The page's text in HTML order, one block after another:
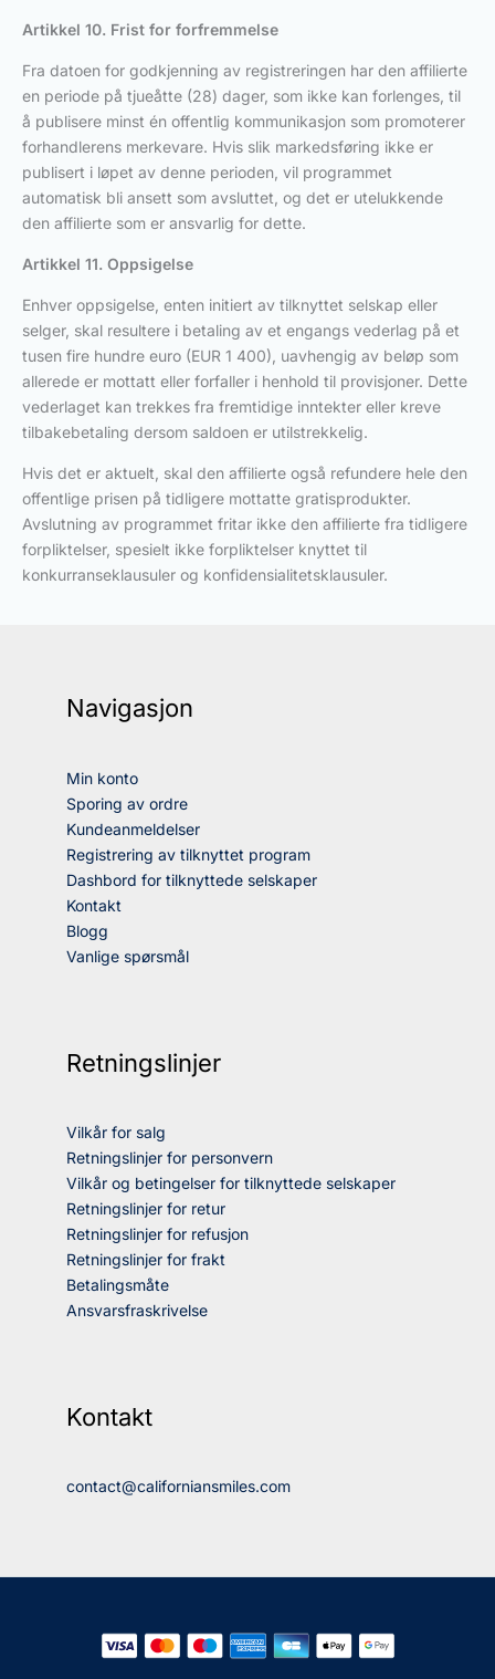
Artikkel 10. Frist for forfremmelse
Fra datoen for godkjenning av registreringen har den affilierte
en periode på tjueåtte (28) dager, som ikke kan forlenges, til
å publisere minst én offentlig kommunikasjon som promoterer
forhandlerens merkevare. Hvis slik markedsføring ikke er
publisert i løpet av denne perioden, vil programmet
automatisk bli ansett som avsluttet, og det er utelukkende
den affilierte som er ansvarlig for dette.
Artikkel 11. Oppsigelse
Enhver oppsigelse, enten initiert av tilknyttet selskap eller
selger, skal resultere i betaling av et engangs vederlag på et
tusen fire hundre euro (EUR 1 400), uavhengig av beløp som
allerede er mottatt eller forfaller i henhold til provisjoner. Dette
vederlaget kan trekkes fra fremtidige inntekter eller kreve
tilbakebetaling dersom saldoen er utilstrekkelig.
Hvis det er aktuelt, skal den affilierte også refundere hele den
offentlige prisen på tidligere mottatte gratisprodukter.
Avslutning av programmet fritar ikke den affilierte fra tidligere
forpliktelser, spesielt ikke forpliktelser knyttet til
konkurranseklausuler og konfidensialitetsklausuler.
Navigasjon
Min konto
Sporing av ordre
Kundeanmeldelser
Registrering av tilknyttet program
Dashbord for tilknyttede selskaper
Kontakt
Blogg
Vanlige spørsmål
Retningslinjer
Vilkår for salg
Retningslinjer for personvern
Vilkår og betingelser for tilknyttede selskaper
Retningslinjer for retur
Retningslinjer for refusjon
Retningslinjer for frakt
Betalingsmåte
Ansvarsfraskrivelse
Kontakt
contact@californiansmiles.com